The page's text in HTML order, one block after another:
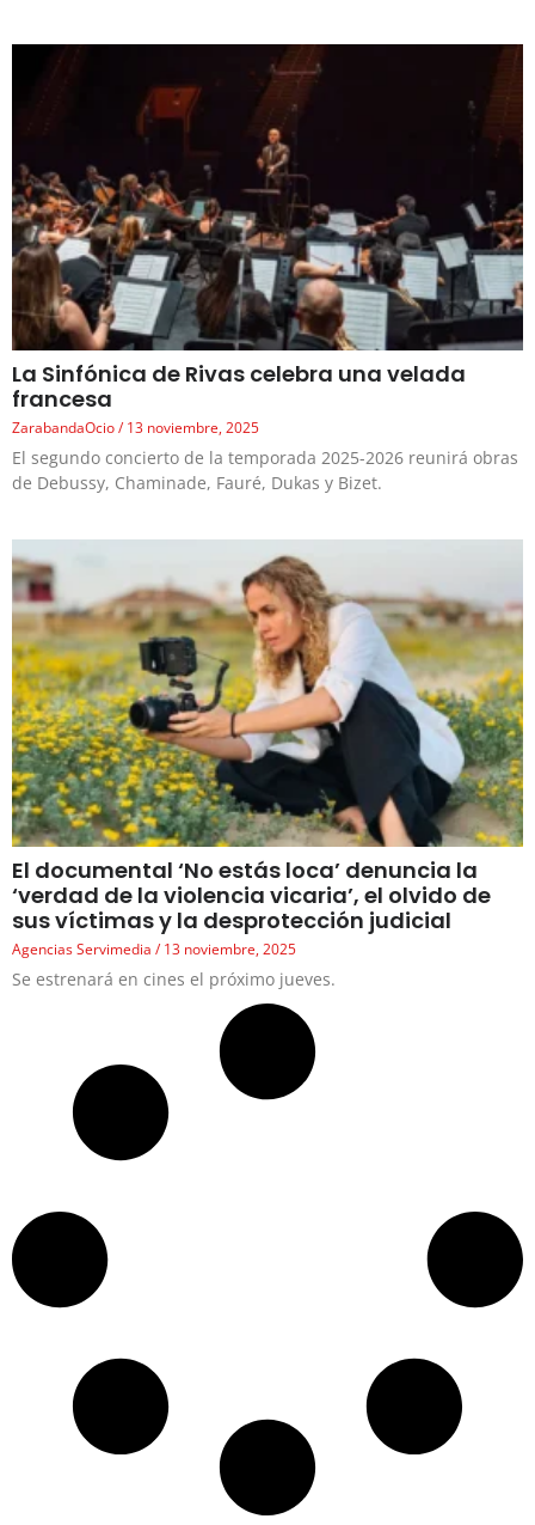
La Sinfónica de Rivas celebra una velada
francesa
ZarabandaOcio 13 noviembre, 2025
El segundo concierto de la temporada 2025-2026 reunirá obras
de Debussy, Chaminade, Fauré, Dukas y Bizet.
El documental ‘No estás loca’ denuncia la
‘verdad de la violencia vicaria’, el olvido de
sus víctimas y la desprotección judicial
Agencias Servimedia 13 noviembre, 2025
Se estrenará en cines el próximo jueves.